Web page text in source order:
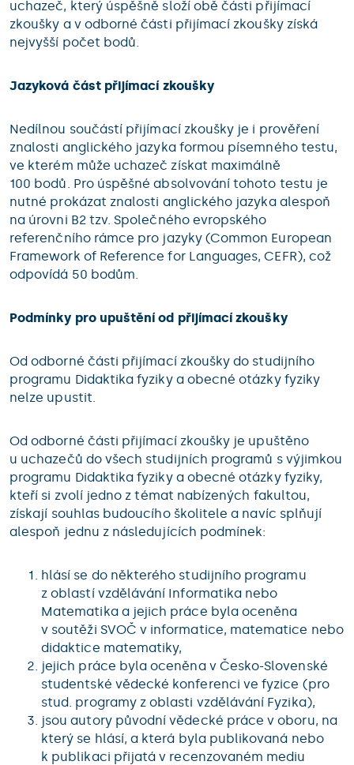
uchazeč, který úspěšně složí obě části přijímací
zkoušky a v odborné části přijímací zkoušky získá
nejvyšší počet bodů.
Jazyková část přijímací zkoušky
Nedílnou součástí přijímací zkoušky je i prověření
znalosti anglického jazyka formou písemného testu,
ve kterém může uchazeč získat maximálně
100 bodů. Pro úspěšné absolvování tohoto testu je
nutné prokázat znalosti anglického jazyka alespoň
na úrovni B2 tzv. Společného evropského
referenčního rámce pro jazyky (Common European
Framework of Reference for Languages, CEFR), což
odpovídá 50 bodům.
Podmínky pro upuštění od přijímací zkoušky
Od odborné části přijímací zkoušky do studijního
programu Didaktika fyziky a obecné otázky fyziky
nelze upustit.
Od odborné části přijímací zkoušky je upuštěno
u uchazečů do všech studijních programů s výjimkou
programu Didaktika fyziky a obecné otázky fyziky,
kteří si zvolí jedno z témat nabízených fakultou,
získají souhlas budoucího školitele a navíc splňují
alespoň jednu z následujících podmínek:
hlásí se do některého studijního programu
z oblastí vzdělávání Informatika nebo
Matematika a jejich práce byla oceněna
v soutěži SVOČ v informatice, matematice nebo
didaktice matematiky,
jejich práce byla oceněna v Česko-Slovenské
studentské vědecké konferenci ve fyzice (pro
stud. programy z oblasti vzdělávání Fyzika),
jsou autory původní vědecké práce v oboru, na
který se hlásí, a která byla publikovaná nebo
k publikaci přijatá v recenzovaném mediu